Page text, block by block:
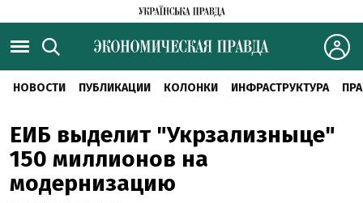
НОВОСТИ ПУБЛИКАЦИИ КОЛОНКИ ИНФРАСТРУКТУРА
ЕИБ выделит "Укрзализныце"
150 миллионов на
модернизацию